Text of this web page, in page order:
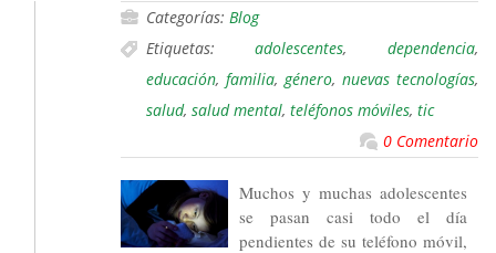
Categorías: Blog
Etiquetas:adolescentes, dependencia,
educación, familia,género, nuevas tecnologías,
salud, salud mental, teléfonos móviles, tic
0 Comentario
Muchos y muchas adolescentes
se pasan casi todo el día
pendientes de su teléfono móvil,